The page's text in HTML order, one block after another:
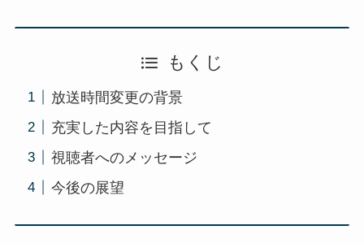
もくじ
放送時間変更の背景
充実した内容を目指して
視聴者へのメッセージ
今後の展望